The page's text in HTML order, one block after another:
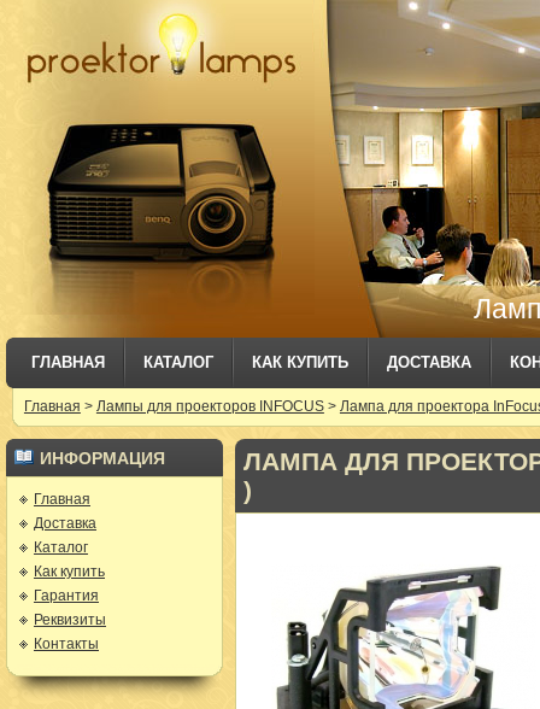
ГЛАВНАЯ КАТАЛОГ КАК КУПИТЬ ДОСТАВКА
Главная > Лампы для проекторов INFOCUS> Лампа для проектора
ИНФОРМАЦИЯ
Главная
Доставка
Каталог
Как купить
Гарантия
Реквизиты
Контакты
ЛАМПА ДЛЯ ПРОЕКТОРА
)